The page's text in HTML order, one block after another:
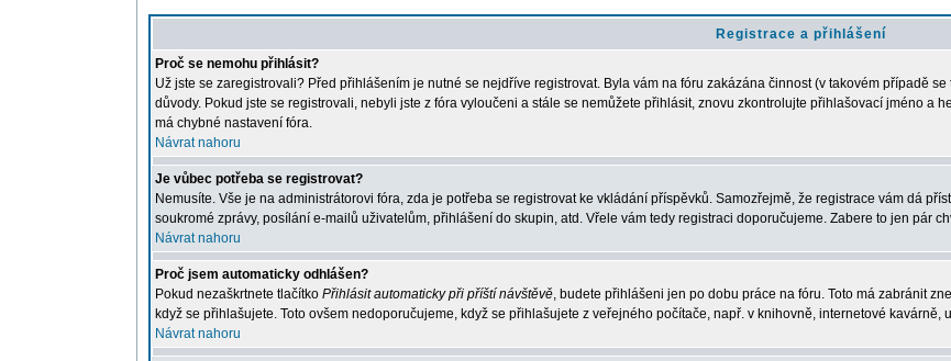
Registrace a přihlášení
Proč se nemohu přihlásit?
Už jste se zaregistrovali? Před přihlášením je nutné se nejdříve registrovat. Byla vám na fóru zakázána činnost (v takovém případě
důvody. Pokud jste se registrovali, nebyli jste z fóra vyloučeni a stále se nemůžete přihlásit, znovu zkontrolujte přihlašovací jméno a
má chybné nastavení fóra.
Návrat nahoru
Je vůbec potřeba se registrovat?
Nemusíte. Vše je na administrátorovi fóra, zda je potřeba se registrovat ke vkládání příspěvků. Samozřejmě, že registrace vám dá
soukromé zprávy, posílání e-mailů uživatelům, přihlášení do skupin, atd. Vřele vám tedy registraci doporučujeme. Zabere to jen pár
Návrat nahoru
Proč jsem automaticky odhlášen?
Pokud nezaškrtnete tlačítko Přihlásit automaticky při příští návštěvě, budete přihlášeni jen po dobu práce na fóru. Toto má zabránit
když se přihlašujete. Toto ovšem nedoporučujeme, když se přihlašujete z veřejného počítače, např. v knihovně, internetové kavárně,
Návrat nahoru